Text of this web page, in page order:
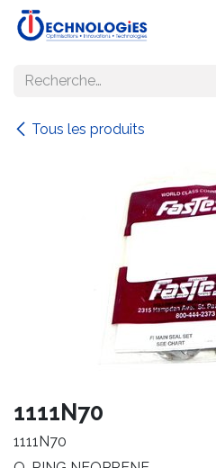
Se rendre au contenu
Tous les produits
1111N70
1111N70